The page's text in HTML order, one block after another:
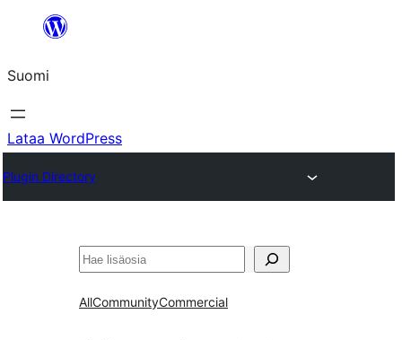
Suomi
Lataa WordPress
Plugin Directory
Etsi
AllCommunityCommercial